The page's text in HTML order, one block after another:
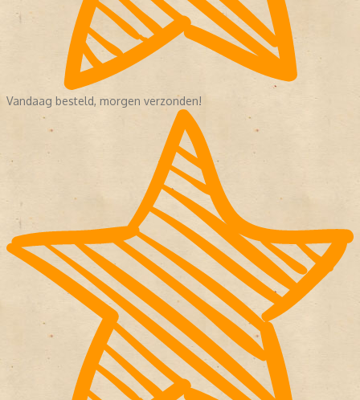
Vandaag besteld, morgen verzonden!